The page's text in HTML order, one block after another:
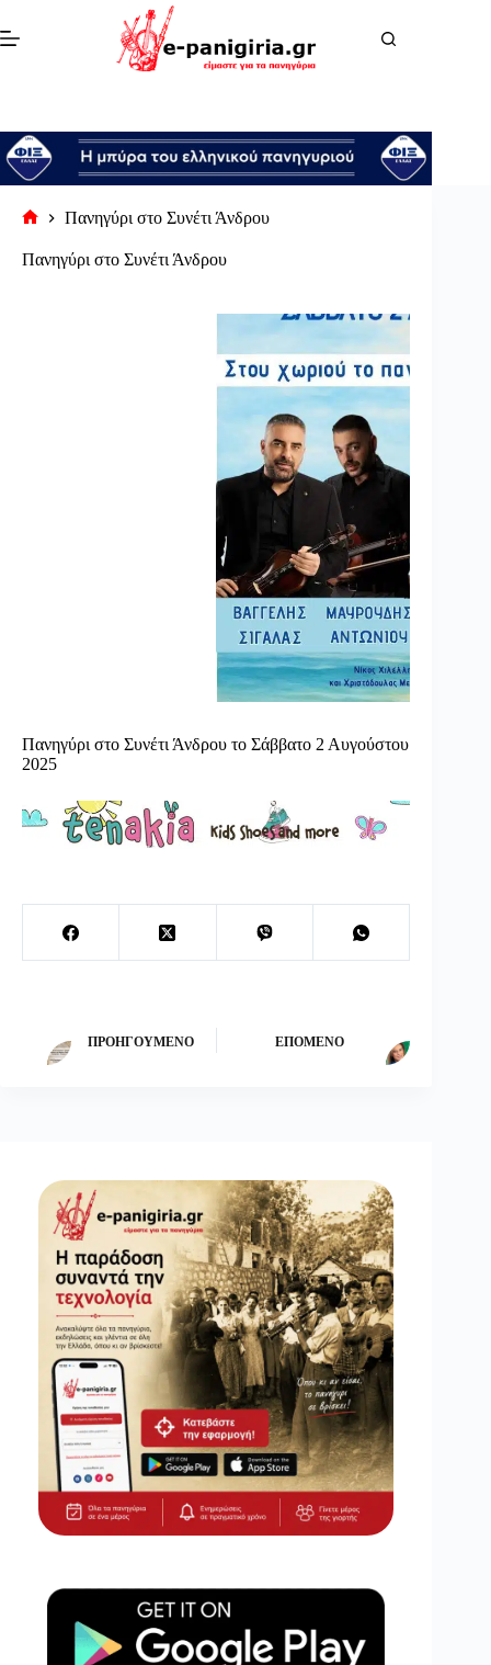
στο
περιεχόμενο
σελίδα
Πανηγύρι στο Συνέτι Άνδρου
Πανηγύρι στο Συνέτι Άνδρου
Πανηγύρι στο Συνέτι Άνδρου το Σάββατο 2 Αυγούστου
2025
ΠΡΟΗΓΟΎΜΕΝΟ ΕΠΌΜΕΝΟ